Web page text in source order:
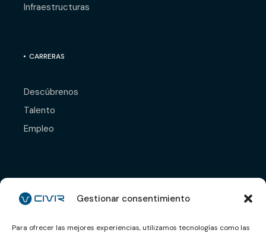
Gestionar consentimiento
Para ofrecer las mejores experiencias, utilizamos tecnologías como las
Infraestructuras
CARRERAS
Descúbrenos
Talento
Empleo
Déjanos tu CV y nos
pondremos en contacto
contigo.